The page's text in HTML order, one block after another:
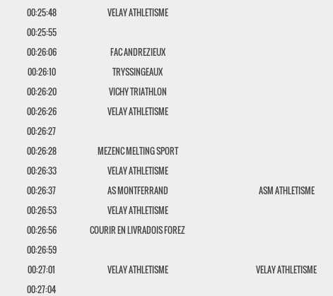
00:25:48
VELAY ATHLETISME
00:25:55
00:26:06
FAC ANDREZIEUX
00:26:10
TRYSSINGEAUX
00:26:20
VICHY TRIATHLON
00:26:26
VELAY ATHLETISME
00:26:27
00:26:28
MEZENC MELTING SPORT
00:26:33
VELAY ATHLETISME
00:26:37 AS MONTFERRAND
ASM ATHLETISME
00:26:53
VELAY ATHLETISME
00:26:56
COURIR EN LIVRADOIS FOREZ
00:26:59
00:27:01 VELAY ATHLETISME
VELAY ATHLETISME
00:27:04